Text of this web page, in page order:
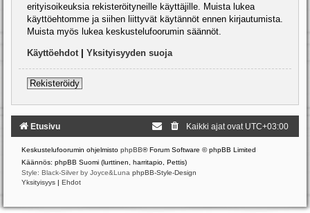
erityisoikeuksia rekisteröityneille käyttäjille. Muista lukea
käyttöehtomme ja siihen liittyvät käytännöt ennen kirjautumista.
Muista myös lukea keskustelufoorumin säännöt.
Käyttöehdot Yksityisyyden suoja
Rekisteröidy
Etusivu Kaikki ajat ovat UTC+03:00
Keskustelufoorumin ohjelmisto phpBB® Forum Software © phpBB Limited
Käännös: phpBB Suomi (lurttinen, harritapio, Pettis)
Style: Black-Silver by Joyce&Luna phpBB-Style-Design
Yksityisyys | Ehdot